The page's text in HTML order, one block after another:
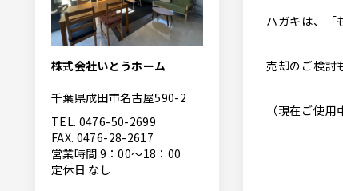
株式会社いとうホーム
千葉県成田市名古屋590-2
TEL. 0476-50-2699
FAX. 0476-28-2617
営業時間 9：00〜18：00
定休日 なし
ハガキは、「
売却のご検討
（現在ご使